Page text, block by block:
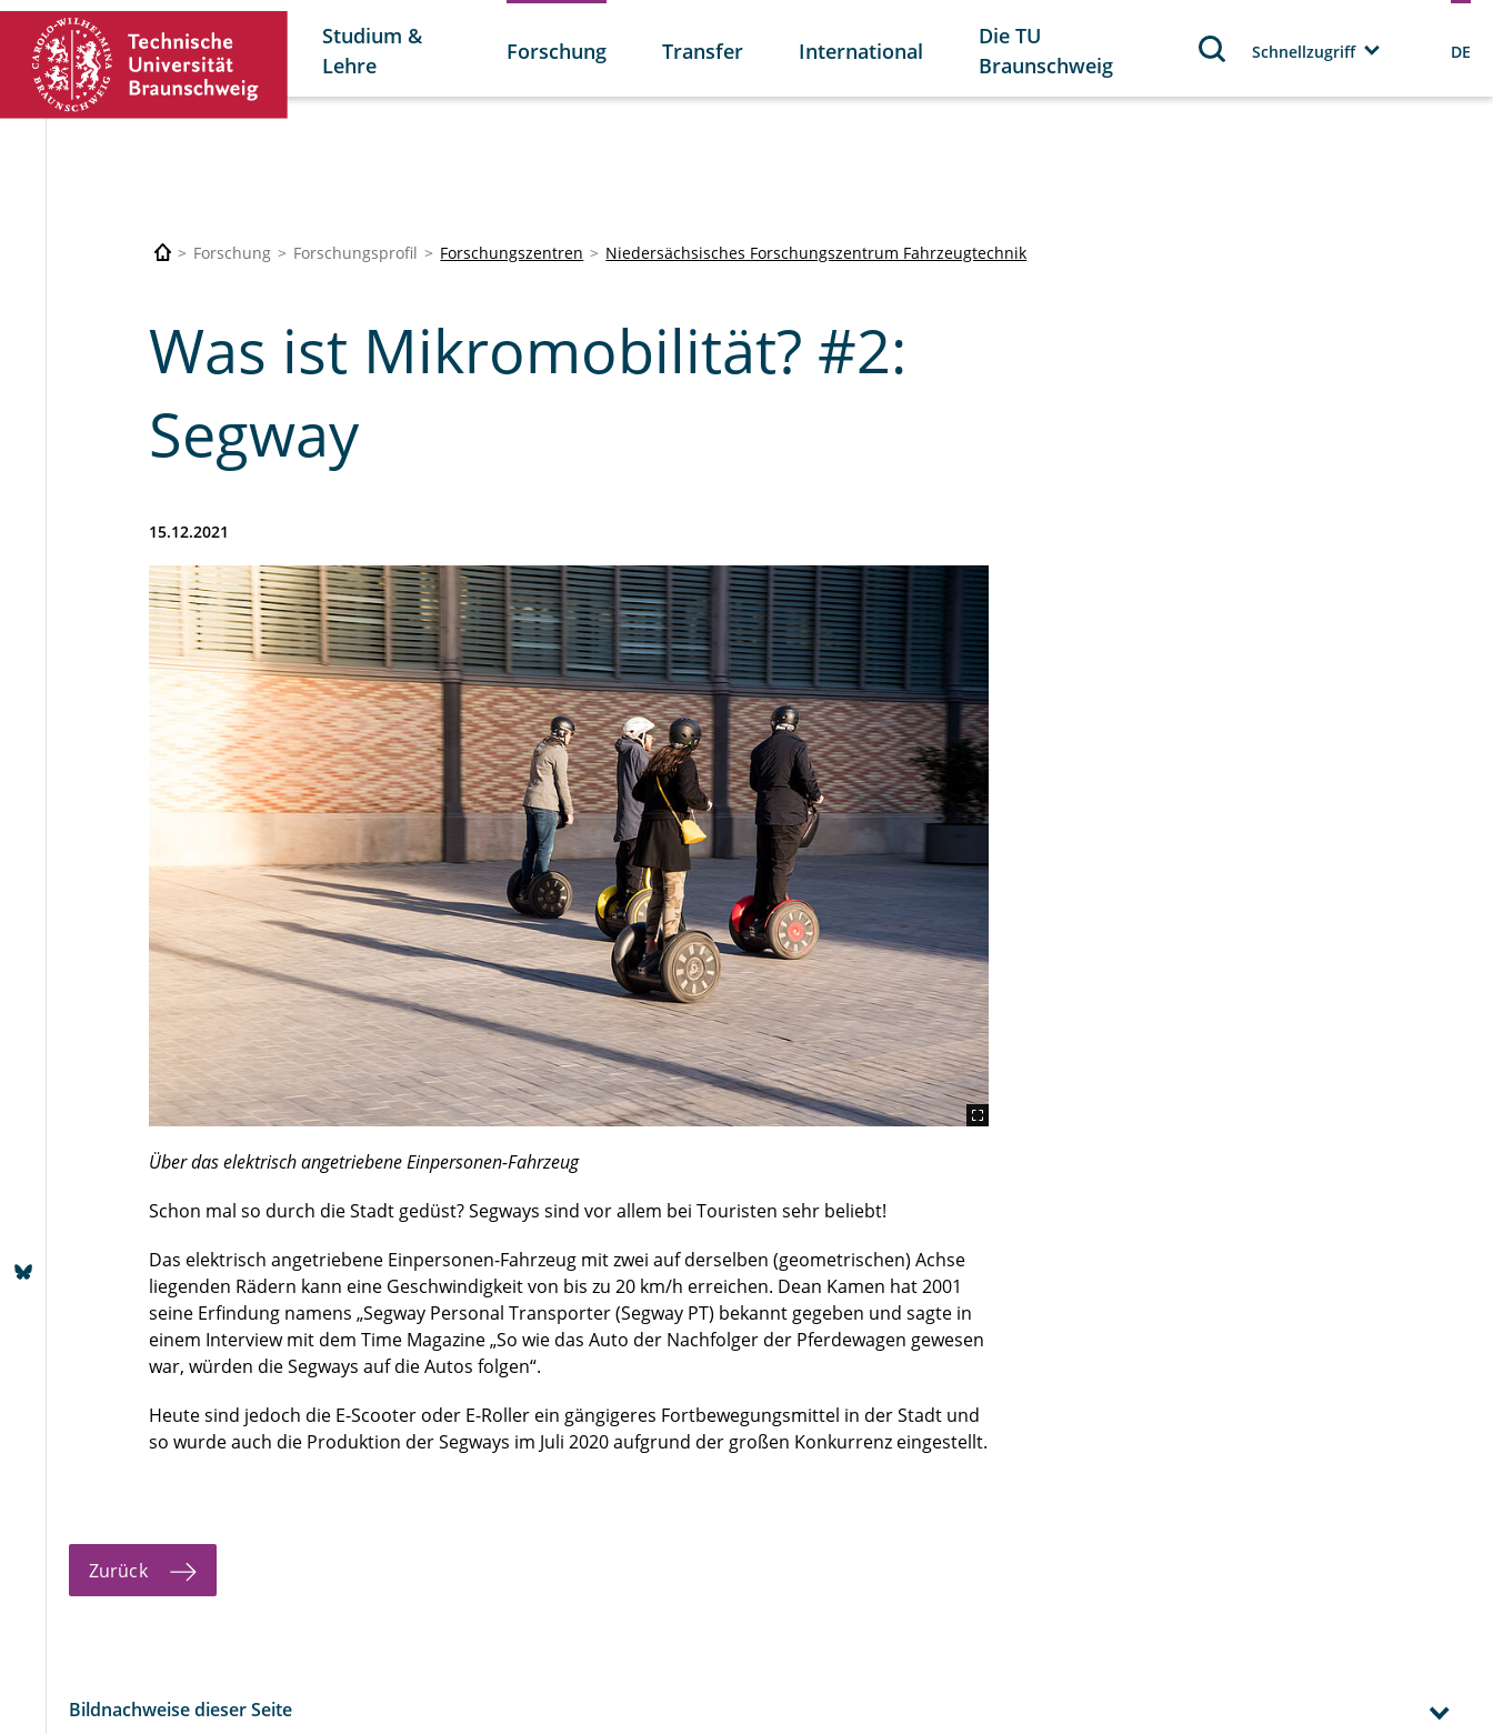
Studium &
Lehre
Forschung Transfer International
Die TU
Braunschweig
Schnellzugriff DE
Forschung Forschungsprofil Forschungszentren Niedersächsisches Forschungszentrum Fahrzeugtechnik
Was ist Mikromobilität? #2:
Segway
15.12.2021
Über das elektrisch angetriebene Einpersonen-Fahrzeug
Schon mal so durch die Stadt gedüst? Segways sind vor allem bei Touristen sehr beliebt!
Das elektrisch angetriebene Einpersonen-Fahrzeug mit zwei auf derselben (geometrischen) Achse
liegenden Rädern kann eine Geschwindigkeit von bis zu 20 km/h erreichen. Dean Kamen hat 2001
seine Erfindung namens „Segway Personal Transporter (Segway PT) bekannt gegeben und sagte in
einem Interview mit dem Time Magazine „So wie das Auto der Nachfolger der Pferdewagen gewesen
war, würden die Segways auf die Autos folgen“.
Heute sind jedoch die E-Scooter oder E-Roller ein gängigeres Fortbewegungsmittel in der Stadt und
so wurde auch die Produktion der Segways im Juli 2020 aufgrund der großen Konkurrenz eingestellt.
Zurück
Bildnachweise dieser Seite